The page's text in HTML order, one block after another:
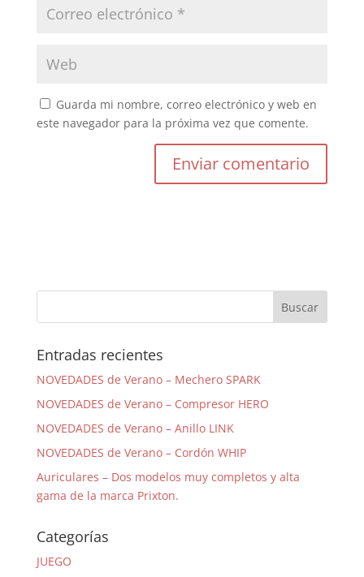
Guarda mi nombre, correo electrónico y web en
este navegador para la próxima vez que comente.
Entradas recientes
NOVEDADES de Verano – Mechero SPARK
NOVEDADES de Verano – Compresor HERO
NOVEDADES de Verano – Anillo LINK
NOVEDADES de Verano – Cordón WHIP
Auriculares – Dos modelos muy completos y alta
gama de la marca Prixton.
Categorías
JUEGO